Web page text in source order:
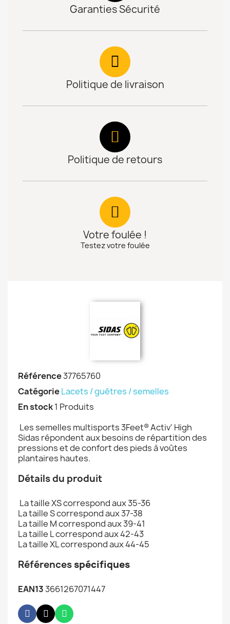
Garanties Sécurité
Politique de livraison
Politique de retours
Votre foulée !
Testez votre foulée
Référence37765760
CatégorieLacets / guêtres / semelles
En stock1 Produits
Les semelles multisports 3Feet® Activ' High
Sidas répondent aux besoins de répartition des
pressions et de confort des pieds à voûtes
plantaires hautes.
Détails du produit
La taille XS correspond aux 35-36
La taille S correspond aux 37-38
La taille M correspond aux 39-41
La taille L correspond aux 42-43
La taille XL correspond aux 44-45
Références spécifiques
EAN133661267071447